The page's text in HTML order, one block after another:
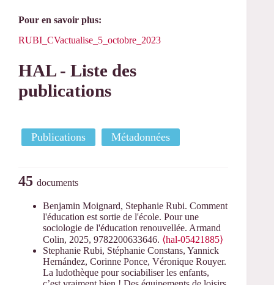
Pour en savoir plus:
RUBI_CVactualise_5_octobre_2023
HAL - Liste des
publications
Publications Métadonnées
45 documents
Benjamin Moignard, Stephanie Rubi. Comment
l'éducation est sortie de l'école. Pour une
sociologie de l'éducation renouvellée. Armand
Colin, 2025, 9782200633646. ⟨hal-05421885⟩
Stephanie Rubi, Stéphanie Constans, Yannick
Hernández, Corinne Ponce, Véronique Rouyer.
La ludothèque pour sociabiliser les enfants,